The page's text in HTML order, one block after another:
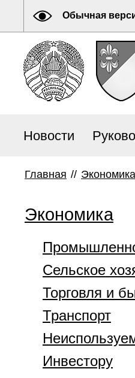
Обычная
Новости
Главная // Экономика
Экономика
Сельское
Торговля и
Транспорт
Инвестору